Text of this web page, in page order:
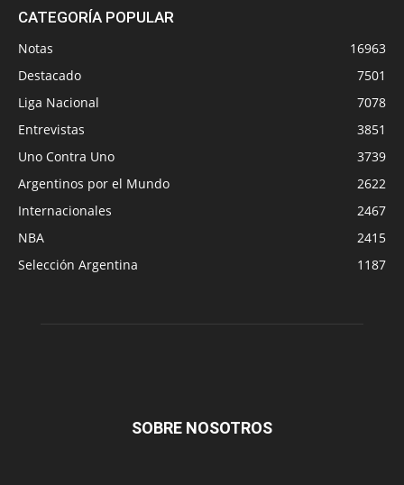
CATEGORÍA POPULAR
Notas
16963
Destacado
7501
Liga Nacional
7078
Entrevistas
3851
Uno Contra Uno
3739
Argentinos por el Mundo
2622
Internacionales
2467
NBA
2415
Selección Argentina
1187
SOBRE NOSOTROS